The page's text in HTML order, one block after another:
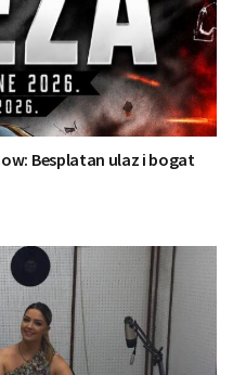
Besplatan ulaz i bogat